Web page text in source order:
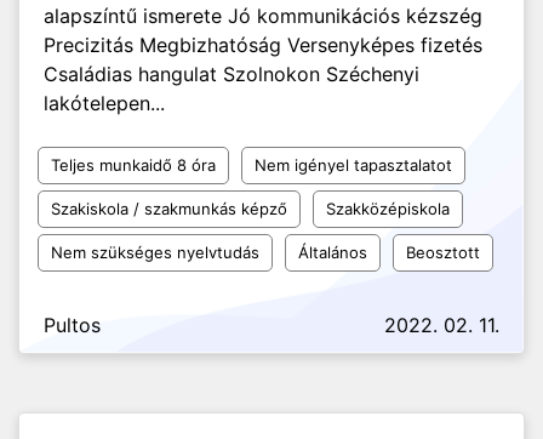
alapszíntű ismerete Jó kommunikációs kézszég
Precizitás Megbizhatóság Versenyképes fizetés
Családias hangulat Szolnokon Széchenyi
lakótelepen...
Teljes munkaidő 8 óra Nem igényel tapasztalatot
Szakiskola / szakmunkás képző Szakközépiskola
Nem szükséges nyelvtudás Általános Beosztott
Pultos 2022. 02. 11.